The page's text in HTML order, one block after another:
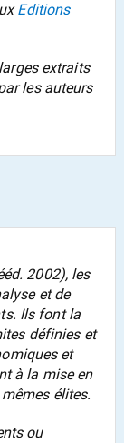
Editions
extraits
les auteurs
2002), les
et de
Ils font la
définies et
et
à la mise en
élites.
ou